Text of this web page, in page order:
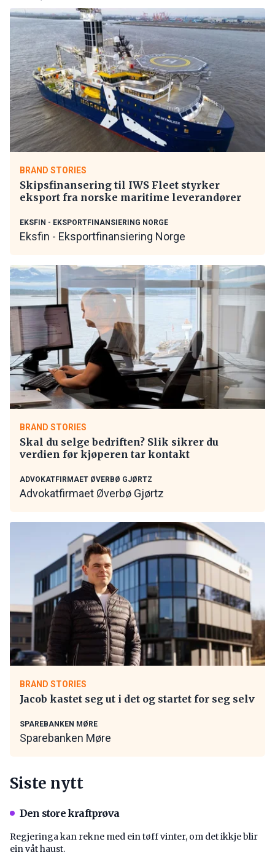
BRAND STORIES
Skipsfinansering til IWS Fleet styrker
eksport fra norske maritime leverandører
EKSFIN - EKSPORTFINANSIERING NORGE
Eksfin - Eksportfinansiering Norge
BRAND STORIES
Skal du selge bedriften? Slik sikrer du
verdien før kjøperen tar kontakt
ADVOKATFIRMAET ØVERBØ GJØRTZ
Advokatfirmaet Øverbø Gjørtz
BRAND STORIES
Jacob kastet seg ut i det og startet for seg selv
SPAREBANKEN MØRE
Sparebanken Møre
Siste nytt
Den store kraftprøva
Regjeringa kan rekne med ein tøff vinter, om det ikkje blir
ein våt haust.